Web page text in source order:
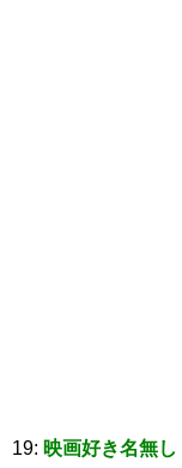
19: 映画好き名無し